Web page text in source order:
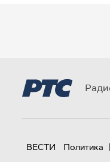
ВЕСТИ Политика |